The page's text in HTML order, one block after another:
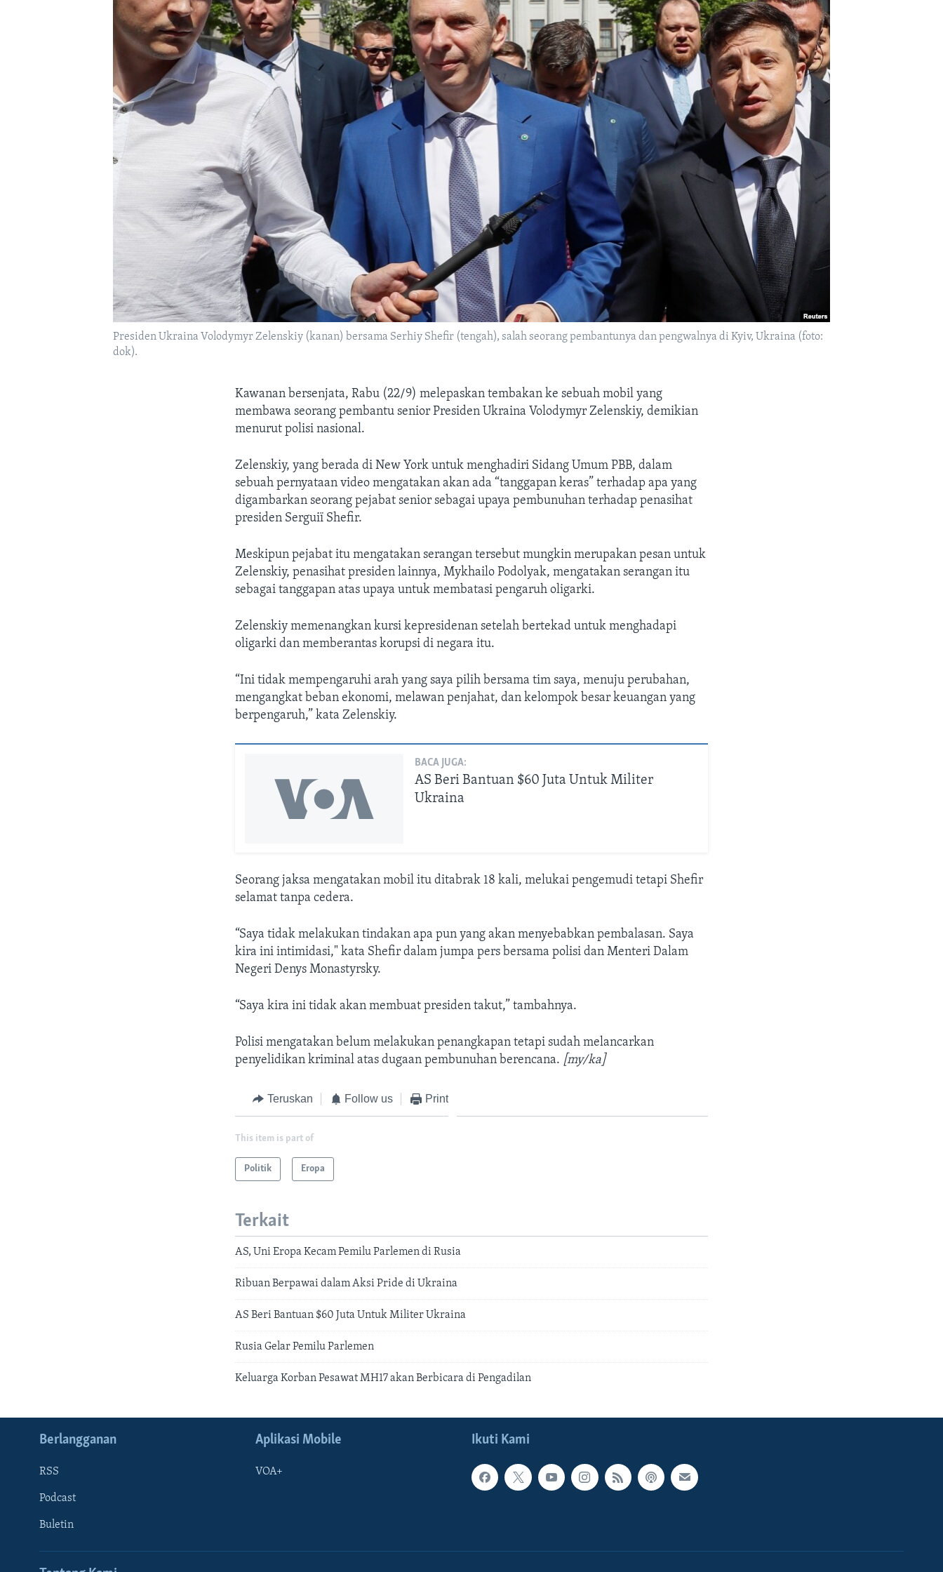
Presiden Ukraina Volodymyr Zelenskiy (kanan) bersama Serhiy Shefir (tengah), salah seorang pembantunya dan pengwalnya di Kyiv, Ukraina (foto:
dok).
Kawanan bersenjata, Rabu (22/9) melepaskan tembakan ke sebuah mobil yang
membawa seorang pembantu senior Presiden Ukraina Volodymyr Zelenskiy, demikian
menurut polisi nasional.
Zelenskiy, yang berada di New York untuk menghadiri Sidang Umum PBB, dalam
sebuah pernyataan video mengatakan akan ada “tanggapan keras” terhadap apa yang
digambarkan seorang pejabat senior sebagai upaya pembunuhan terhadap penasihat
presiden Serguiï Shefir.
Meskipun pejabat itu mengatakan serangan tersebut mungkin merupakan pesan untuk
Zelenskiy, penasihat presiden lainnya, Mykhailo Podolyak, mengatakan serangan itu
sebagai tanggapan atas upaya untuk membatasi pengaruh oligarki.
Zelenskiy memenangkan kursi kepresidenan setelah bertekad untuk menghadapi
oligarki dan memberantas korupsi di negara itu.
“Ini tidak mempengaruhi arah yang saya pilih bersama tim saya, menuju perubahan,
mengangkat beban ekonomi, melawan penjahat, dan kelompok besar keuangan yang
berpengaruh,” kata Zelenskiy.
BACA JUGA:
AS Beri Bantuan $60 Juta Untuk Militer
Ukraina
Seorang jaksa mengatakan mobil itu ditabrak 18 kali, melukai pengemudi tetapi Shefir
selamat tanpa cedera.
“Saya tidak melakukan tindakan apa pun yang akan menyebabkan pembalasan. Saya
kira ini intimidasi," kata Shefir dalam jumpa pers bersama polisi dan Menteri Dalam
Negeri Denys Monastyrsky.
“Saya kira ini tidak akan membuat presiden takut,” tambahnya.
Polisi mengatakan belum melakukan penangkapan tetapi sudah melancarkan
penyelidikan kriminal atas dugaan pembunuhan berencana. [my/ka]
Teruskan Follow us Print
This item is part of
Politik Eropa
Terkait
AS, Uni Eropa Kecam Pemilu Parlemen di Rusia
Ribuan Berpawai dalam Aksi Pride di Ukraina
AS Beri Bantuan $60 Juta Untuk Militer Ukraina
Rusia Gelar Pemilu Parlemen
Keluarga Korban Pesawat MH17 akan Berbicara di Pengadilan
Ikuti Kami
Berlangganan
RSS
Podcast
Buletin
Aplikasi Mobile
VOA+